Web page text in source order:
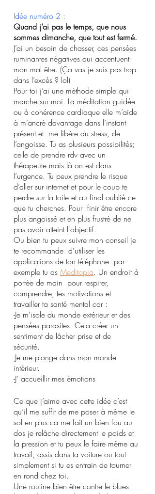
Idée numéro 2 :
Quand j’ai pas le temps, que nous
sommes dimanche, que tout est fermé.
J’ai un besoin de chasser, ces pensées
ruminantes négatives qui accentuent
mon mal être. (Ça vas je suis pas trop
dans l’excès ? lol)
Pour toi j’ai une méthode simple qui
marche sur moi. La méditation guidée
ou à cohérence cardiaque elle m’aide
à m’ancré davantage dans l’instant
présent et  me libère du stress, de
l’angoisse. Tu as plusieurs possibilités;
celle de prendre rdv avec un
thérapeute mais là on est dans
l’urgence. Tu peux prendre le risque
d’aller sur internet et pour le coup te
perdre sur la toile et au final oublié ce
que tu cherches. Pour  finir être encore
plus angoissé et en plus frustré de ne
pas avoir atteint l'objectif.
Ou bien tu peux suivre mon conseil je
te recommande  d'utiliser les
applications de ton téléphone  par
exemple tu as Meditopia. Un endroit à
portée de main  pour respirer,
comprendre, tes motivations et
travailler ta santé mental car :
-Je m'isole du monde extérieur et des
pensées parasites. Cela créer un
sentiment de lâcher prise et de
sécurité.
-Je me plonge dans mon monde
intérieur.
-J’ accueillir mes émotions
Ce que j’aime avec cette idée c’est
qu’il me suffit de me poser à même le
sol en plus ca me fait un bien fou au
dos je relâche directement le poids et
la pression et tu peux le faire même au
travail, assis dans ta voiture ou tout
simplement si tu es entrain de tourner
en rond chez toi.
Une routine bien être contre le blues